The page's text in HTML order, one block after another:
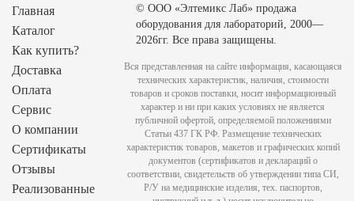
Главная
Каталог
Как купить?
Доставка
Оплата
Сервис
О компании
Сертификаты
Отзывы
Реализованные
© ООО «Элтемикс Лаб» продажа
оборудования для лабораторий, 2000—
2026гг. Все права защищены.
Вся представленная на сайте информация, касающаяся
технических характеристик, наличия, стоимости
товаров и сроков поставки, носит информационный
характер и ни при каких условиях не является
публичной офертой, определяемой положениями
Статьи 437 ГК РФ. Размещение технических
характеристик товаров, макетов и графических копий
документов (сертификатов и деклараций о
соответствии, свидетельств об утверждении типа СИ,
Р/У на медицинские изделия, тех. паспортов,